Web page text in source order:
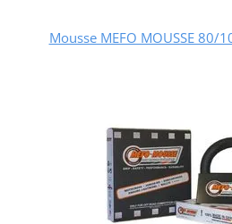
Mousse MEFO MOUSSE 80/